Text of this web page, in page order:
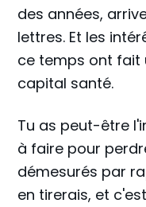
des années,
lettres. Et les
ce temps ont fait
capital santé.
Tu as peut-être
à faire pour
démesurés par
en tirerais, et